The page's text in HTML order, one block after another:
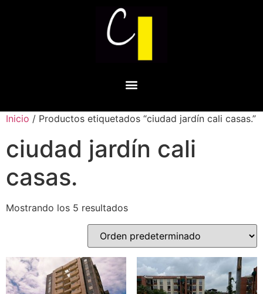
Inicio / Productos etiquetados “ciudad jardín cali casas.”
ciudad jardín cali
casas.
Mostrando los 5 resultados